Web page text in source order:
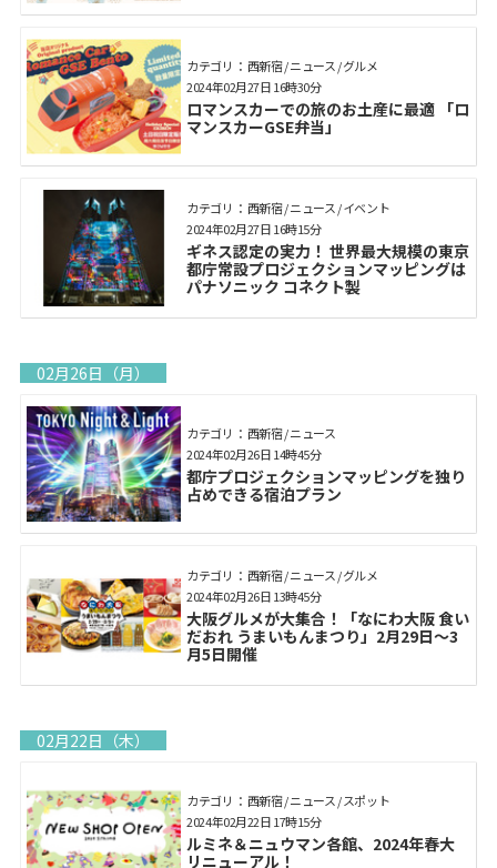
カテゴリ： 西新宿 / ニュース / グルメ
ロマンスカーでの旅のお土産に最適 「ロ
マンスカーGSE弁当」
2024年02月27日 16時30分
カテゴリ： 西新宿 / ニュース / イベント
ギネス認定の実力！ 世界最大規模の東京
都庁常設プロジェクションマッピングは
パナソニック コネクト製
2024年02月27日 16時15分
02月26日（月）
カテゴリ： 西新宿 / ニュース
都庁プロジェクションマッピングを独り
占めできる宿泊プラン
2024年02月26日 14時45分
カテゴリ： 西新宿 / ニュース / グルメ
大阪グルメが大集合！「なにわ大阪 食い
だおれ うまいもんまつり」2月29日～3
月5日開催
2024年02月26日 13時45分
02月22日（木）
カテゴリ： 西新宿 / ニュース / スポット
ルミネ＆ニュウマン各館、2024年春大
リニューアル！
2024年02月22日 17時15分